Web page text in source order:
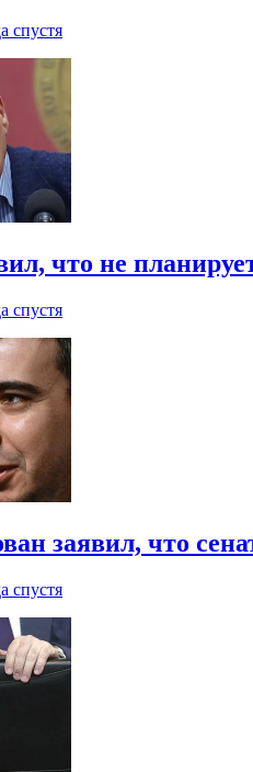
спустя
что не
спустя
заявил, что
спустя